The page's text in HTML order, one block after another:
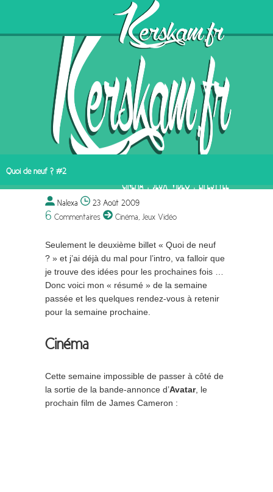
Quoi de neuf ? #2
Nalexa 23 Août 2009
6 Commentaires Cinéma Jeux Vidéo
Seulement le deuxième billet « Quoi de neuf
? » et j’ai déjà du mal pour l’intro, va falloir que
je trouve des idées pour les prochaines fois …
Donc voici mon « résumé » de la semaine
passée et les quelques rendez-vous à retenir
pour la semaine prochaine.
Cinéma
Cette semaine impossible de passer à côté de
la sortie de la bande-annonce d’Avatar, le
prochain film de James Cameron :